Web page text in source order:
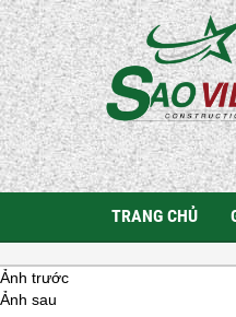
TRANG CHỦ
Ảnh trước
Ảnh sau